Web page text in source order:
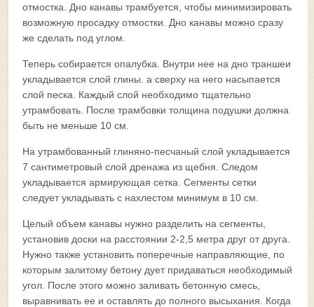
отмостка. Дно канавы трамбуется, чтобы минимизировать
возможную просадку отмостки. Дно канавы можно сразу
же сделать под углом.
Теперь собирается опалубка. Внутри нее на дно траншеи
укладывается слой глины. а сверху на него насыпается
слой песка. Каждый слой необходимо тщательно
утрамбовать. После трамбовки толщина подушки должна
быть не меньше 10 см.
На утрамбованный глиняно-песчаный слой укладывается
7 сантиметровый слой дренажа из щебня. Следом
укладывается армирующая сетка. Сегменты сетки
следует укладывать с нахлестом минимум в 10 см.
Целый объем канавы нужно разделить на сегменты,
установив доски на расстоянии 2-2,5 метра друг от друга.
Нужно также установить поперечные направляющие, по
которым залитому бетону дует придаваться необходимый
угол. После этого можно заливать бетонную смесь,
выравнивать ее и оставлять до полного высыхания. Когда